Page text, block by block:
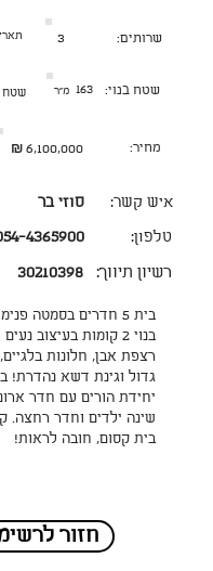
שרותים: 3
שטח מ״ר שטח בנוי: 163
מחיר: 6,100,000
₪
איש קשר:
טלפון:
30210398
סוזי בר
רשיון תיווך:
4365900
בית 5 חדרים בסמטה
בנוי 2 קומות בעיצוב
רצפת אבן, חלונות
גדול וגינת דשא נהדרת!
שינה ילדים וחדר רחצה.
בית קסום, חובה לראות!
חזור